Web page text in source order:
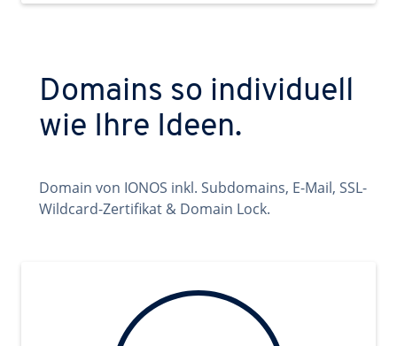
Domains so individuell
wie Ihre Ideen.
Domain von IONOS inkl. Subdomains, E-Mail, SSL-
Wildcard-Zertifikat & Domain Lock.